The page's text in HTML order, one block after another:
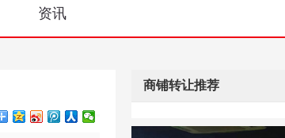
资讯
商铺转让推荐